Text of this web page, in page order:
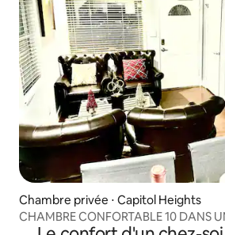
Chambre privée ⋅ Capitol Heights
CHAMBRE CONFORTABLE 10 DANS